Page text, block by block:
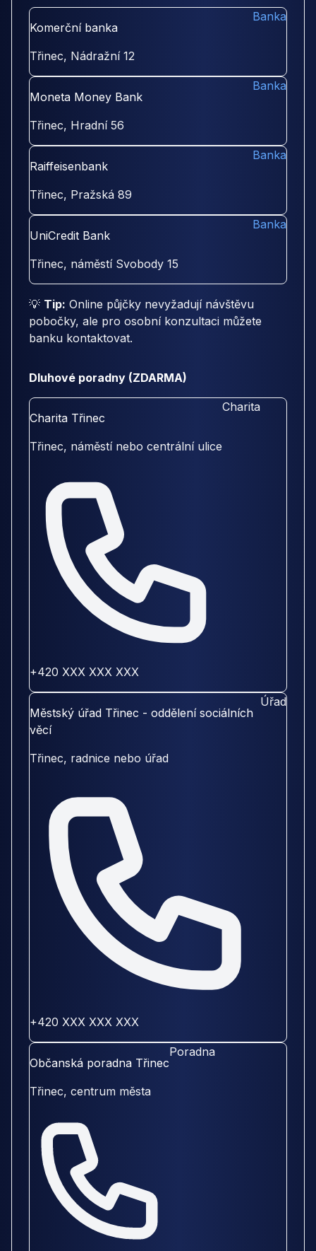
Komerční banka
Třinec, Nádražní 12
Banka
Moneta Money Bank
Třinec, Hradní 56
Banka
Raiffeisenbank
Třinec, Pražská 89
Banka
UniCredit Bank
Třinec, náměstí Svobody 15
Banka
💡 Tip: Online půjčky nevyžadují návštěvu
pobočky, ale pro osobní konzultaci můžete
banku kontaktovat.
Dluhové poradny (ZDARMA)
Charita Třinec
Třinec, náměstí nebo centrální ulice
+420 XXX XXX XXX
Charita
Městský úřad Třinec - oddělení sociálních
věcí
Třinec, radnice nebo úřad
+420 XXX XXX XXX
Úřad
Občanská poradna Třinec
Třinec, centrum města
Poradna